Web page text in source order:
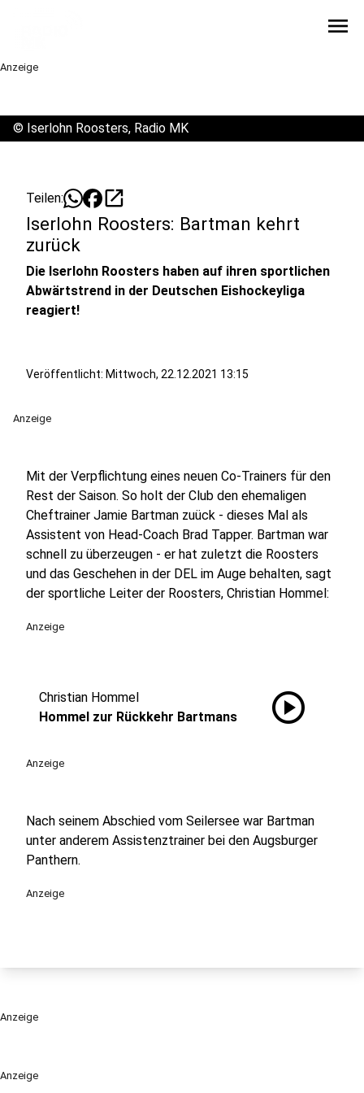
menu
Anzeige
Anzeige
© Iserlohn Roosters, Radio MK
Teilen: open_in_new
Iserlohn Roosters: Bartman kehrt
zurück
Die Iserlohn Roosters haben auf ihren sportlichen
Abwärtstrend in der Deutschen Eishockeyliga
reagiert!
Veröffentlicht: Mittwoch, 22.12.2021 13:15
Anzeige
Mit der Verpflichtung eines neuen Co-Trainers für den
Rest der Saison. So holt der Club den ehemaligen
Cheftrainer Jamie Bartman zuück - dieses Mal als
Assistent von Head-Coach Brad Tapper. Bartman war
schnell zu überzeugen - er hat zuletzt die Roosters
und das Geschehen in der DEL im Auge behalten, sagt
der sportliche Leiter der Roosters, Christian Hommel:
Anzeige
Christian Hommel
Hommel zur Rückkehr Bartmans
play_circle
Anzeige
Nach seinem Abschied vom Seilersee war Bartman
unter anderem Assistenztrainer bei den Augsburger
Panthern.
Anzeige
Anzeige